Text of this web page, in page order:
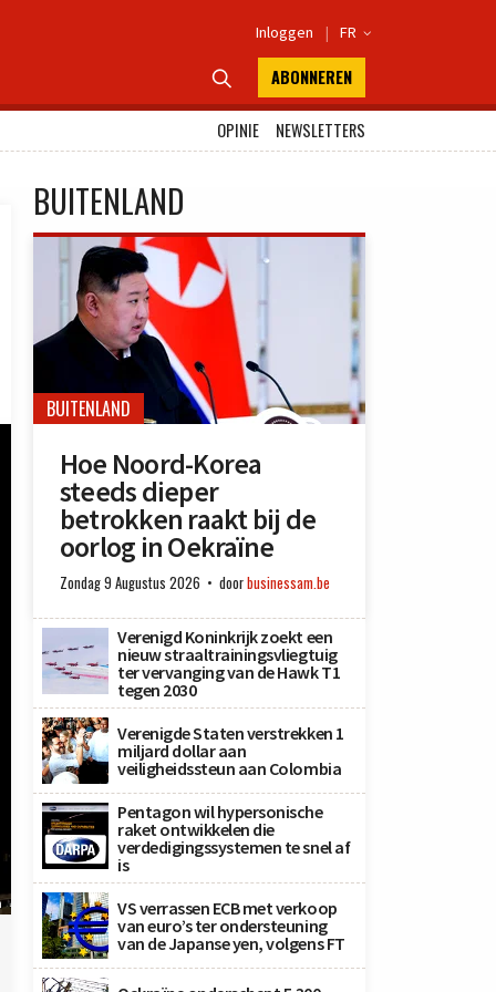
Inloggen | FR 
 ABONNEREN
OPINIE
NEWSLETTERS
BUITENLAND
BUITENLAND
Hoe Noord-Korea
steeds dieper
betrokken raakt bij de
oorlog in Oekraïne
Zondag 9 Augustus 2026 doorbusinessam.be
Verenigd Koninkrijk zoekt een
nieuw straaltrainingsvliegtuig
ter vervanging van de Hawk T1
tegen 2030
Verenigde Staten verstrekken 1
miljard dollar aan
veiligheidssteun aan Colombia
Pentagon wil hypersonische
raket ontwikkelen die
verdedigingssystemen te snel af
is
VS verrassen ECB met verkoop
van euro’s ter ondersteuning
van de Japanse yen, volgens FT